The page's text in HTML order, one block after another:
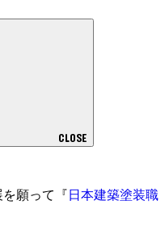
CLOSE
願って『 日本建築塗装職